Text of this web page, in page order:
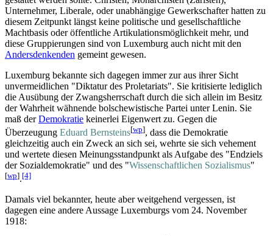
Unternehmer, Liberale, oder unabhängige Gewerkschafter hatten zu
diesem Zeitpunkt längst keine politische und gesellschaftliche
Machtbasis oder öffentliche Artikulations­möglichkeit mehr, und
diese Gruppierungen sind von Luxemburg auch nicht mit den
Andersdenkenden gemeint gewesen.
Luxemburg bekannte sich dagegen immer zur aus ihrer Sicht
unvermeidlichen "Diktatur des Proletariats". Sie kritisierte lediglich
die Ausübung der Zwangsherrschaft durch die sich allein im Besitz
der Wahrheit wähnende bolschewistische Partei unter Lenin. Sie
maß derDemokratie keinerlei Eigenwert zu. Gegen die
Überzeugung Eduard Bernsteins[wp], dass die Demokratie
gleichzeitig auch ein Zweck an sich sei, wehrte sie sich vehement
und wertete diesen Meinungs­standpunkt als Aufgabe des "Endziels
der Sozialdemokratie" und des "Wissenschaftlichen Sozialismus"
[wp].[4]
Damals viel bekannter, heute aber weitgehend vergessen, ist
dagegen eine andere Aussage Luxemburgs vom 24. November
1918: